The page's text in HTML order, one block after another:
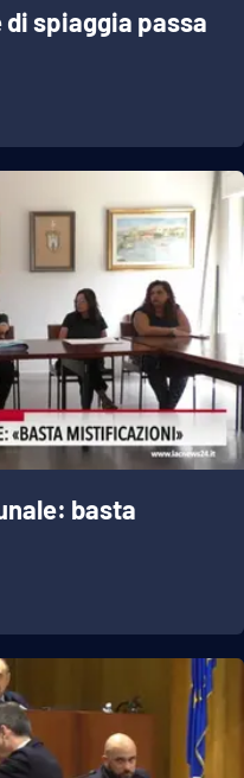
di spiaggia passa
basta